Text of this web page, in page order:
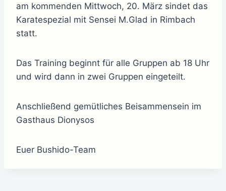
am kommenden Mittwoch, 20. März sindet das
Karatespezial mit Sensei M.Glad in Rimbach
statt.
Das Training beginnt für alle Gruppen ab 18 Uhr
und wird dann in zwei Gruppen eingeteilt.
Anschließend gemütliches Beisammensein im
Gasthaus Dionysos
Euer Bushido-Team